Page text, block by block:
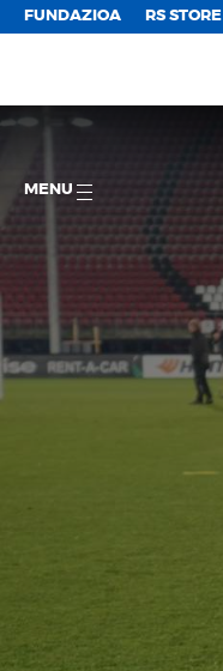
FUNDAZIOA RS STORE
MENU